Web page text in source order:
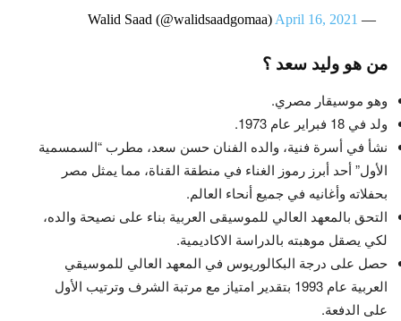
— Walid Saad (@walidsaadgomaa)
April 16, 2021
من هو وليد سعد ؟
وهو موسيقار مصري.
ولد في 18 فبراير عام 1973.
نشأ في أسرة فنية، والده الفنان حسن سعد، مطرب “السمسمية
الأول” أحد أبرز رموز الغناء في منطقة القناة، مما يمثل مصر
بحفلاته وأغانيه في جميع أنحاء العالم.
التحق بالمعهد العالي للموسيقى العربية بناء على نصيحة والده،
لكي يصقل موهبته بالدراسة الاكاديمية.
حصل على درجة البكالوريوس في المعهد العالي للموسيقي
العربية عام 1993 بتقدير امتياز مع مرتبة الشرف وترتيب الأول
على الدفعة.